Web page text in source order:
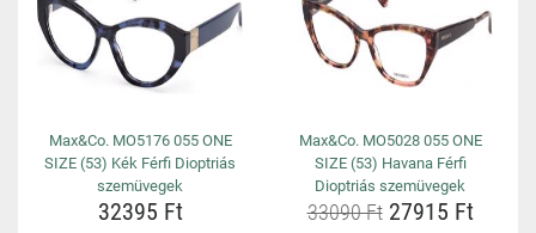
Max&Co. MO5176 055 ONE
SIZE (53) Kék Férfi Dioptriás
szemüvegek
32395 Ft
Max&Co. MO5028 055 ONE
SIZE (53) Havana Férfi
Dioptriás szemüvegek
33090 Ft27915 Ft